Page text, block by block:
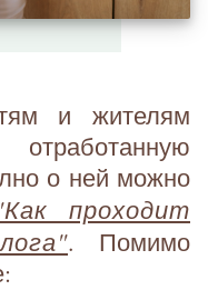
и жителям
о ней можно
проходит
. Помимо